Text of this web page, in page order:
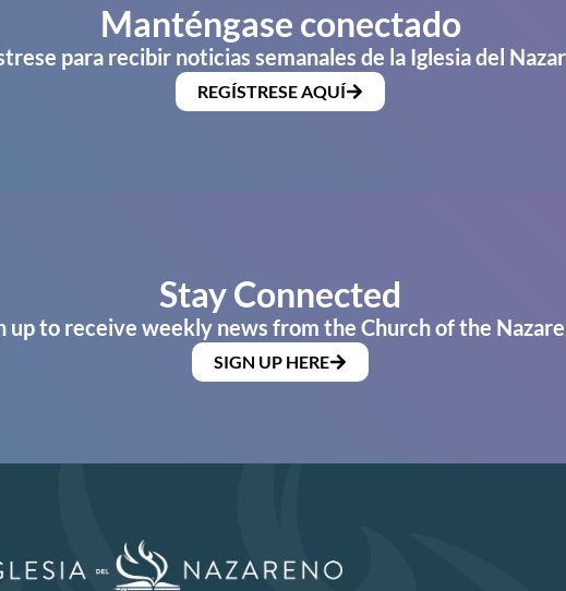
Manténgase conectado
para recibir noticias semanales de la Iglesia del
REGÍSTRESE AQUÍ
Stay Connected
up to receive weekly news from the Church of the
SIGN UP HERE